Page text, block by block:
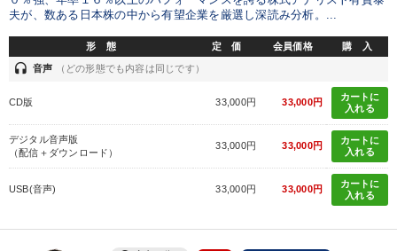
夫が、数ある日本株の中から有望企業を厳選し深読み分析。...
形 態 定 価 会員価格 購 入
headset 音声 （どの形態でも内容は同じです）
CD版 33,000円 33,000円
カートに
入れる
デジタル音声版
（配信＋ダウンロード）
33,000円 33,000円
カートに
入れる
USB(音声) 33,000円 33,000円
カートに
入れる